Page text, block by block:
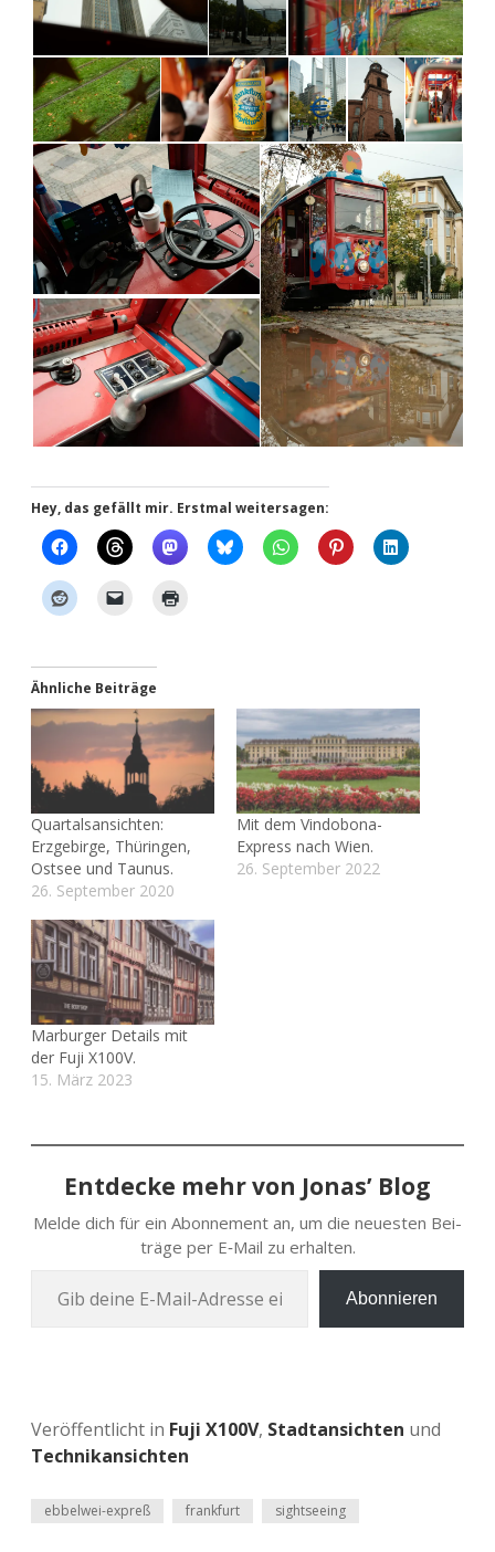
Hey, das gefällt mir. Erstmal weitersagen:
Ähnliche Beiträge
Quartalsansichten:
Erzgebirge, Thüringen,
Ostsee und Taunus.
26. September 2020
Mit dem Vindobona-
Express nach Wien.
26. September 2022
Marburger Details mit
der Fuji X100V.
15. März 2023
Entdecke mehr von Jonas’ Blog
Melde dich für ein Abon­ne­ment an, um die neu­es­ten Bei­
trä­ge per E‑Mail zu erhalten.
Abonnieren
Veröffentlicht in Fuji X100V, Stadtansichten und
Technikansichten
ebbelwei-expreß frankfurt sightseeing